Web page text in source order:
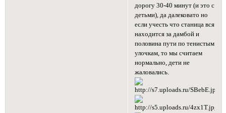
дорогу 30-40 минут (и это с
детьми), да далековато но
если учесть что станица вся
находится за дамбой и
половина пути по тенистым
улочкам, то мы считаем
нормально, дети не
жаловались.